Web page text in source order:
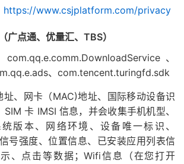
https://www.csjplatform.com/privacy
广点通、优量汇、TBS）
、
、com.tencent.turingfd.sdk
址、网卡（MAC)地址、国际移动设备识
SIM 卡 IMSI 信息，并会收集手机机型、
版本、网络环境、设备唯一标识、
号强度、位置信息、已安装应用列表信
、点击等数据；Wifi信息（在您打开